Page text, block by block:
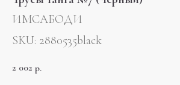
ИМСАБОДИ
SKU: 2880535black
2 002 р.